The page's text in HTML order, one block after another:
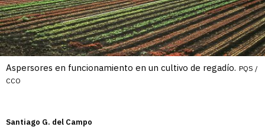
Aspersores en funcionamiento en un cultivo de regadío. PQS /
CCO
Santiago G. del Campo